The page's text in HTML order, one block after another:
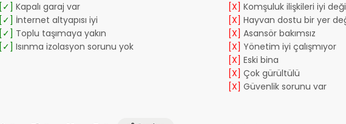
[✓] Kapalı garaj var
[✓] İnternet altyapısı iyi
[✓] Toplu taşımaya yakın
[✓] Isınma izolasyon sorunu yok
[X] Komşuluk ilişkileri iyi
[X] Hayvan dostu bir yer
[X] Asansör bakımsız
[X] Yönetim iyi çalışmıyor
[X] Eski bina
[X] Çok gürültülü
[X] Güvenlik sorunu var